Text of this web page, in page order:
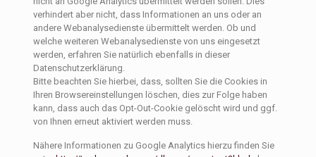
verhindert aber nicht, dass Informationen an uns oder an
andere Webanalysedienste übermittelt werden. Ob und
welche weiteren Webanalysedienste von uns eingesetzt
werden, erfahren Sie natürlich ebenfalls in dieser
Datenschutzerklärung.
Bitte beachten Sie hierbei, dass, sollten Sie die Cookies in
Ihren Browsereinstellungen löschen, dies zur Folge haben
kann, dass auch das Opt-Out-Cookie gelöscht wird und ggf.
von Ihnen erneut aktiviert werden muss.
Nähere Informationen zu Google Analytics hierzu finden Sie